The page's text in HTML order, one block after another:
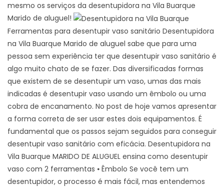
mesmo os serviços da desentupidora na Vila Buarque
Marido de aluguel!
Ferramentas para desentupir vaso sanitário Desentupidora
na Vila Buarque Marido de aluguel sabe que para uma
pessoa sem experiência ter que desentupir vaso sanitário é
algo muito chato de se fazer. Das diversificadas formas
que existem de se desentupir um vaso, umas das mais
indicadas é desentupir vaso usando um êmbolo ou uma
cobra de encanamento. No post de hoje vamos apresentar
a forma correta de ser usar estes dois equipamentos. É
fundamental que os passos sejam seguidos para conseguir
desentupir vaso sanitário com eficácia. Desentupidora na
Vila Buarque MARIDO DE ALUGUEL ensina como desentupir
vaso com 2 ferramentas ⦁ Êmbolo Se você tem um
desentupidor, o processo é mais fácil, mas entendemos